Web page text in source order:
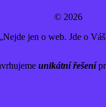
© 2026
„Nejde jen o web. Jde o
unikátní řešení